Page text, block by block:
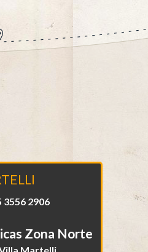
2906
Zona Norte